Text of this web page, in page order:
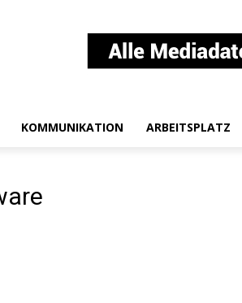
KOMMUNIKATION ARBEITSPLATZ